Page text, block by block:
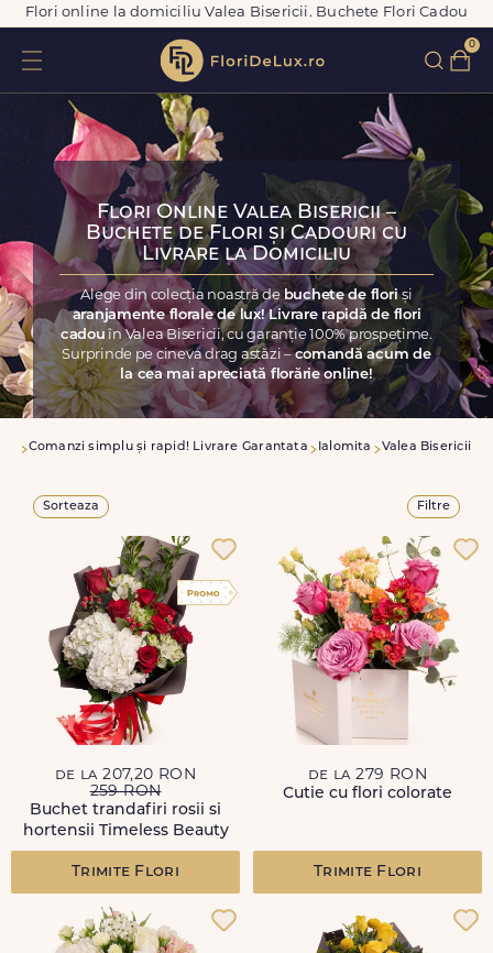
Flori online la domiciliu Valea Bisericii. Buchete Flori Cadou
0
Flori Online Valea Bisericii –
Buchete de Flori și Cadouri cu
Livrare la Domiciliu
Alege din colecția noastră de buchete de floriși
aranjamente florale de lux! Livrare rapidă de flori
cadouîn Valea Bisericii, cu garanție 100% prospețime.
Surprinde pe cineva drag astăzi –comandă acum de
la cea mai apreciată florărie online!
Comanzi simplu și rapid! Livrare Garantata Ialomita Valea Bisericii
Sorteaza Filtre
de la 207,20 RON
259 RON
Buchet trandafiri rosii si
hortensii Timeless Beauty
Trimite Flori
de la 279 RON
Cutie cu flori colorate
Trimite Flori